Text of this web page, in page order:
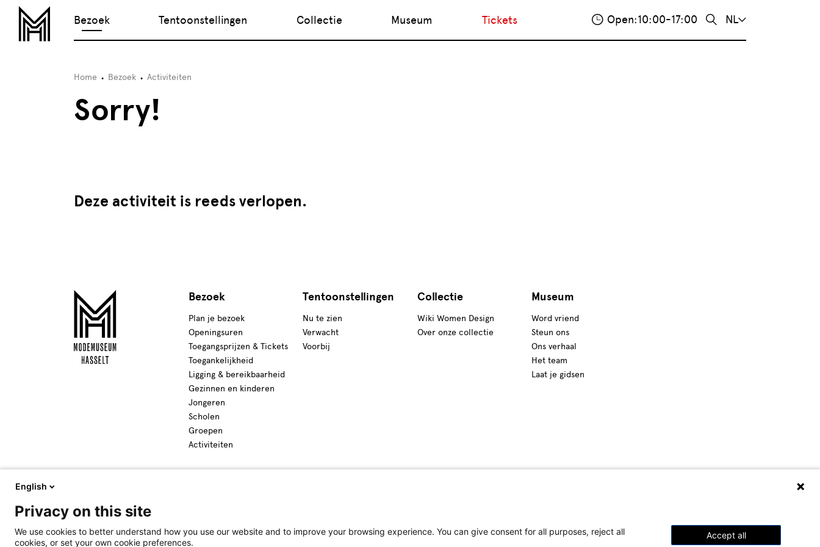
Bezoek Tentoonstellingen Collectie Museum Tickets Open:10:00-17:00 NL
Home Bezoek Activiteiten
Sorry!
Deze activiteit is reeds verlopen.
Bezoek
Plan je bezoek
Openingsuren
Toegangsprijzen & Tickets
Toegankelijkheid
Ligging & bereikbaarheid
Gezinnen en kinderen
Jongeren
Scholen
Groepen
Activiteiten
Tentoonstellingen
Nu te zien
Verwacht
Voorbij
Collectie
Wiki Women Design
Over onze collectie
Museum
Word vriend
Steun ons
Ons verhaal
Het team
Laat je gidsen
English
Privacy on this site
We use cookies to better understand how you use our website and to improve your browsing experience. You can give consent for all purposes, reject all
cookies, or set your own cookie preferences.
Accept all